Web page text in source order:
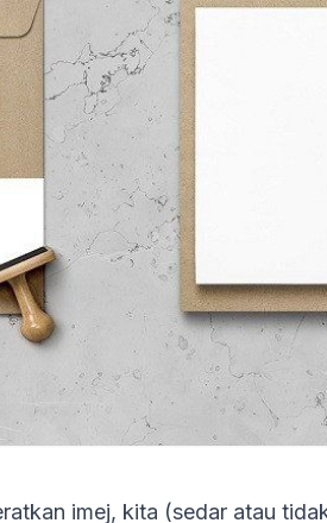
imej, kita (sedar atau